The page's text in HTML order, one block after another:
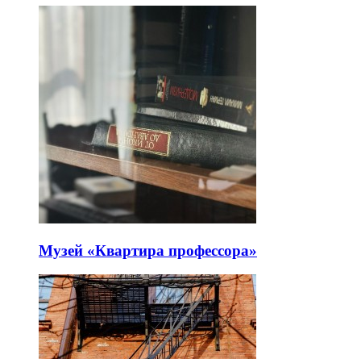
Музей «Квартира профессора»